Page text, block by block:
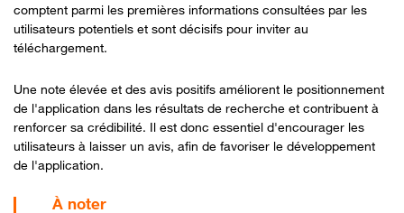
comptent parmi les premières informations consultées par les
utilisateurs potentiels et sont décisifs pour inviter au
téléchargement.
Une note élevée et des avis positifs améliorent le positionnement
de l'application dans les résultats de recherche et contribuent à
renforcer sa crédibilité. Il est donc essentiel d'encourager les
utilisateurs à laisser un avis, afin de favoriser le développement
de l'application.